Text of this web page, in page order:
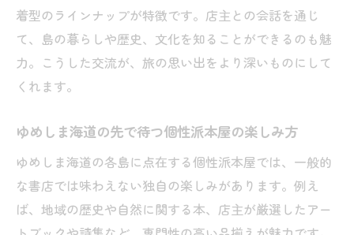
着型のラインナップが特徴です。店主との会話を通じ
て、島の暮らしや歴史、文化を知ることができるのも魅
力。こうした交流が、旅の思い出をより深いものにして
くれます。
ゆめしま海道の先で待つ個性派本屋の楽しみ方
ゆめしま海道の各島に点在する個性派本屋では、一般的
な書店では味わえない独自の楽しみがあります。例え
ば、地域の歴史や自然に関する本、店主が厳選したアー